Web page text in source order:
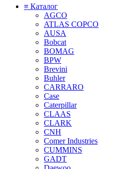
≡ Каталог
AGCO
ATLAS COPCO
AUSA
Bobcat
BOMAG
BPW
Brevini
Buhler
CARRARO
Case
Caterpillar
CLAAS
CLARK
CNH
Comer Industries
CUMMINS
GADT